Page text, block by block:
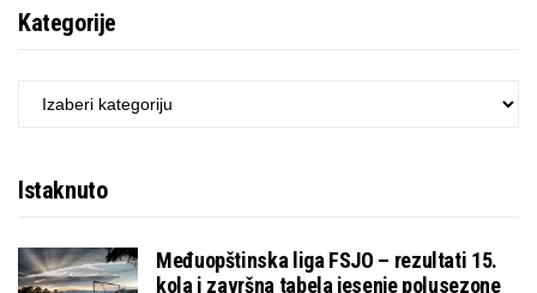
Kategorije
KATEGORIJE
Istaknuto
Međuopštinska liga FSJO – rezultati 15.
kola i završna tabela jesenje polusezone